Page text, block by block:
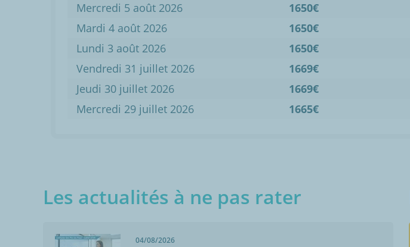
Mercredi 5 août 2026
1650€
Mardi 4 août 2026
1650€
Lundi 3 août 2026
1650€
Vendredi 31 juillet 2026
1669€
Jeudi 30 juillet 2026
1669€
Mercredi 29 juillet 2026
1665€
Les actualités à ne pas rater
04/08/2026